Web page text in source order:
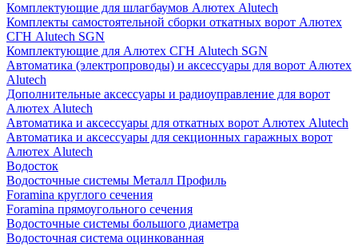
Комплектующие для шлагбаумов Алютех Alutech
Комплекты самостоятельной сборки откатных ворот Алютех
СГН Alutech SGN
Комплектующие для Алютех СГН Alutech SGN
Автоматика (электропроводы) и аксессуары для ворот Алютех
Alutech
Дополнительные аксессуары и радиоуправление для ворот
Алютех Alutech
Автоматика и аксессуары для откатных ворот Алютех Alutech
Автоматика и аксессуары для секционных гаражных ворот
Алютех Alutech
Водосток
Водосточные системы Металл Профиль
Foramina круглого сечения
Foramina прямоугольного сечения
Водосточные системы большого диаметра
Водосточная система оцинкованная